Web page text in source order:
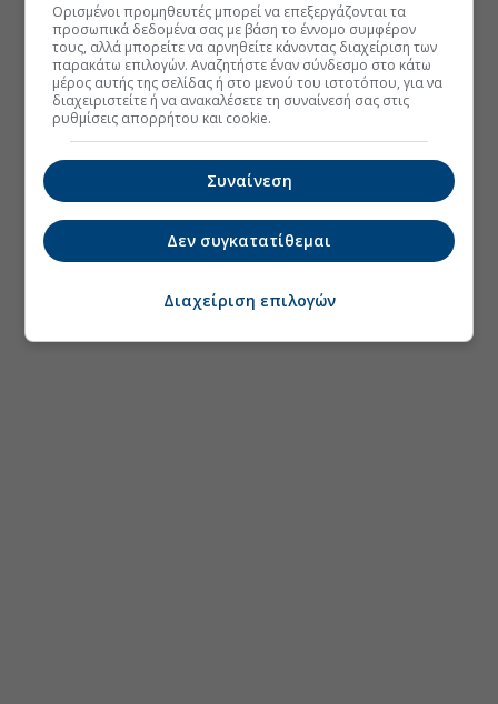
Ορισμένοι προμηθευτές μπορεί να επεξεργάζονται τα
προσωπικά δεδομένα σας με βάση το έννομο συμφέρον
τους, αλλά μπορείτε να αρνηθείτε κάνοντας διαχείριση των
παρακάτω επιλογών. Αναζητήστε έναν σύνδεσμο στο κάτω
μέρος αυτής της σελίδας ή στο μενού του ιστοτόπου, για να
διαχειριστείτε ή να ανακαλέσετε τη συναίνεσή σας στις
ρυθμίσεις απορρήτου και cookie.
Συναίνεση
Δεν συγκατατίθεμαι
Διαχείριση επιλογών